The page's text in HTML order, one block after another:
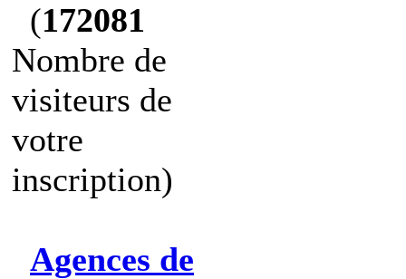
(172081
Nombre de
visiteurs de
votre
inscription)
Agences de